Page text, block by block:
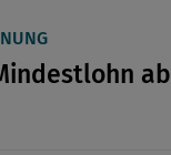
ab